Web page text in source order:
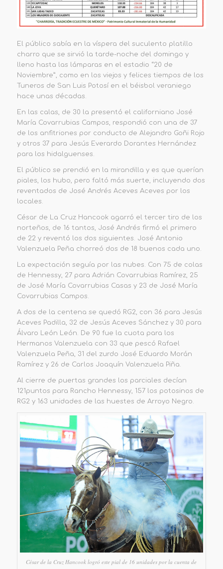
El público sabía en la víspera del suculento platillo
charro que se sirvió la tarde-noche del domingo y
lleno hasta las lámparas en el
estadio “20 de
Noviembre” , como en los viejos y felices tiempos de los
Tuneros de San Luis Potosí en el béisbol veraniego
hace unas décadas.
En las calas, de 30 la presentó el californiano José
María Covarrubias Campos, respondió con una de 37
de los anfitriones por conducto de Alejandro Goñi Rojo
y otros 37 para Jesús Everardo Dorantes Hernández
para los hidalguenses.
El público se prendió en la mirandilla y es que querían
piales, los hubo, pero faltó más suerte, incluyendo dos
reventados de José Andrés Aceves Aceves por los
locales.
César de La Cruz Hancook agarró el tercer tiro de los
norteños, de 16 tantos, José Andrés firmó el primero
de 22 y reventó los dos siguientes. José Antonio
Valenzuela Peña chorreó dos de 18 buenos cada uno.
La expectación seguía por las nubes. Con 75 de colas
de Hennessy, 27 para Adrián Covarrubias Ramírez, 25
de José María Covarrubias Casas y 23 de José María
Covarrubias Campos.
A dos de la centena se quedó RG2, con 36 para Jesús
Aceves Padilla, 32 de Jesús Aceves Sánchez y 30 para
Álvaro León León. De 90 fue la cuota para los
Hermanos Valenzuela con 33 que pescó Rafael
Valenzuela Peña, 31 del zurdo José Eduardo Morán
Ramírez y 26 de Carlos Joaquín Valenzuela Piña.
Al cierre de puertas grandes los parciales decían
121 puntos para Rancho Hennessy, 157 los potosinos de
RG2 y 163 unidades de las huestes de Arroyo Negro.
César de la Cruz Hancook logró este pial de 16 unidades por la cuenta de